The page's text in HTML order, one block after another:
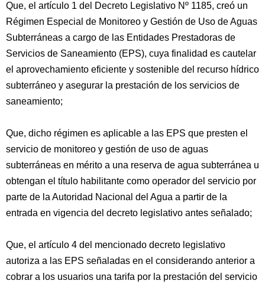
Que, el artículo 1 del Decreto Legislativo Nº 1185, creó un
Régimen Especial de Monitoreo y Gestión de Uso de Aguas
Subterráneas a cargo de las Entidades Prestadoras de
Servicios de Saneamiento (EPS), cuya finalidad es cautelar
el aprovechamiento eficiente y sostenible del recurso hídrico
subterráneo y asegurar la prestación de los servicios de
saneamiento;
Que, dicho régimen es aplicable a las EPS que presten el
servicio de monitoreo y gestión de uso de aguas
subterráneas en mérito a una reserva de agua subterránea u
obtengan el título habilitante como operador del servicio por
parte de la Autoridad Nacional del Agua a partir de la
entrada en vigencia del decreto legislativo antes señalado;
Que, el artículo 4 del mencionado decreto legislativo
autoriza a las EPS señaladas en el considerando anterior a
cobrar a los usuarios una tarifa por la prestación del servicio